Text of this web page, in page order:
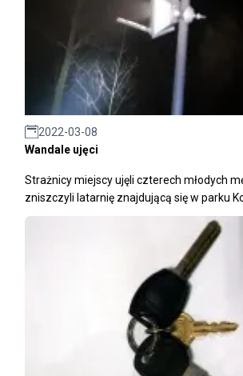
2022-03-08
Wandale ujęci
Strażnicy miejscy ujęli czterech młodych
zniszczyli latarnię znajdującą się w parku